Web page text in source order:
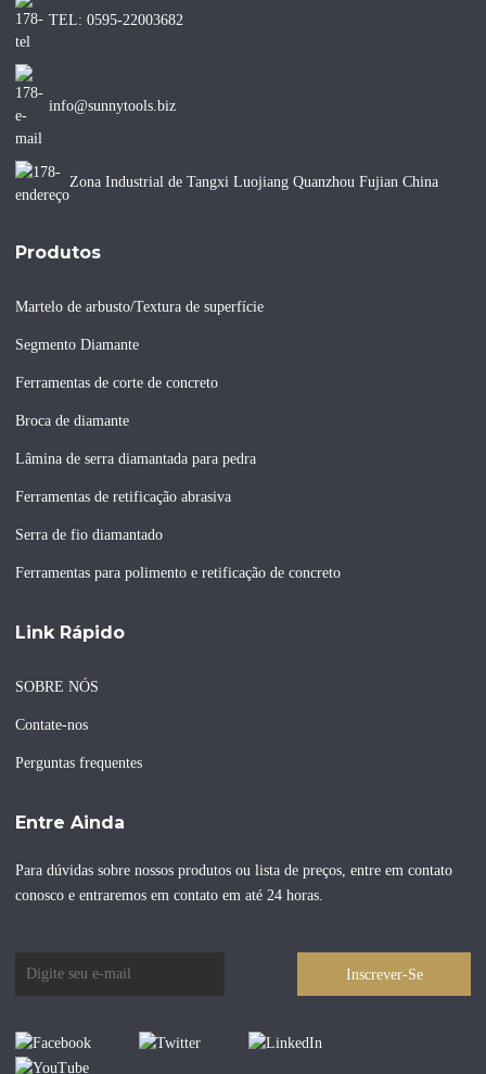
TEL: 0595-22003682
info@sunnytools.biz
Zona Industrial de Tangxi Luojiang Quanzhou Fujian China
Produtos
Martelo de arbusto/Textura de superfície
Segmento Diamante
Ferramentas de corte de concreto
Broca de diamante
Lâmina de serra diamantada para pedra
Ferramentas de retificação abrasiva
Serra de fio diamantado
Ferramentas para polimento e retificação de concreto
Link Rápido
SOBRE NÓS
Contate-nos
Perguntas frequentes
Entre Ainda
Para dúvidas sobre nossos produtos ou lista de preços, entre em contato
conosco e entraremos em contato em até 24 horas.
Inscrever-Se